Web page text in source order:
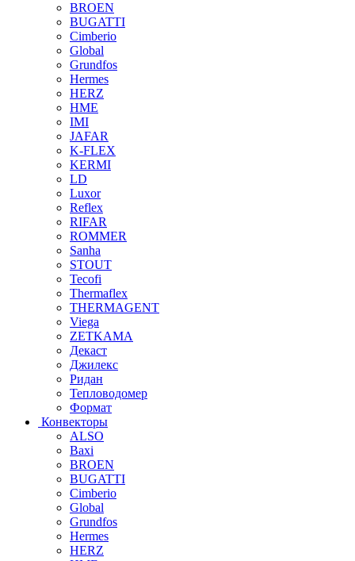
BROEN
BUGATTI
Cimberio
Global
Grundfos
Hermes
HERZ
HME
IMI
JAFAR
K-FLEX
KERMI
LD
Luxor
Reflex
RIFAR
ROMMER
Sanha
STOUT
Tecofi
Thermaflex
THERMAGENT
Viega
ZETKAMA
Декаст
Джилекс
Ридан
Тепловодомер
Формат
Конвекторы
ALSO
Baxi
BROEN
BUGATTI
Cimberio
Global
Grundfos
Hermes
HERZ